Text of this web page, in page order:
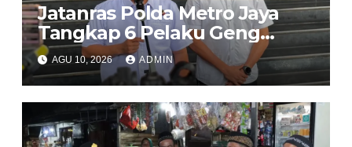
Jatanras Polda Metro Jaya
Tangkap 6 Pelaku Geng
Pembuntit Nasabah Bank,
Gasak Uang Rp30 Juta
AGU 10, 2026 ADMIN